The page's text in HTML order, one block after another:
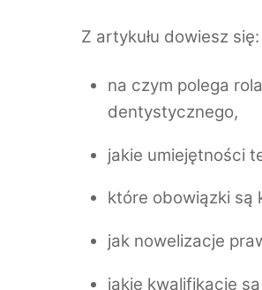
Z artykułu dowiesz się:
na czym polega
dentystycznego,
jakie umiejętności
które obowiązki są
jak nowelizacje
jakie kwalifikacje